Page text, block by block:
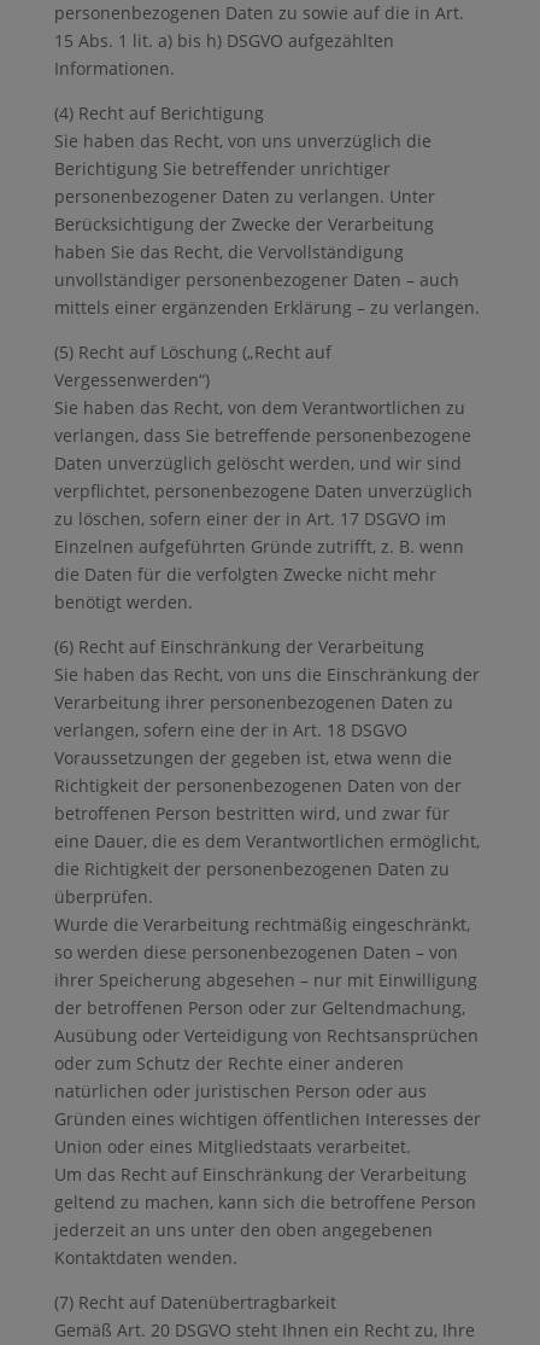
personenbezogenen Daten zu sowie auf die in Art.
15 Abs. 1 lit. a) bis h) DSGVO aufgezählten
Informationen.
(4) Recht auf Berichtigung
Sie haben das Recht, von uns unverzüglich die
Berichtigung Sie betreffender unrichtiger
personenbezogener Daten zu verlangen. Unter
Berücksichtigung der Zwecke der Verarbeitung
haben Sie das Recht, die Vervollständigung
unvollständiger personenbezogener Daten – auch
mittels einer ergänzenden Erklärung – zu verlangen.
(5) Recht auf Löschung („Recht auf
Vergessenwerden“)
Sie haben das Recht, von dem Verantwortlichen zu
verlangen, dass Sie betreffende personenbezogene
Daten unverzüglich gelöscht werden, und wir sind
verpflichtet, personenbezogene Daten unverzüglich
zu löschen, sofern einer der in Art. 17 DSGVO im
Einzelnen aufgeführten Gründe zutrifft, z. B. wenn
die Daten für die verfolgten Zwecke nicht mehr
benötigt werden.
(6) Recht auf Einschränkung der Verarbeitung
Sie haben das Recht, von uns die Einschränkung der
Verarbeitung ihrer personenbezogenen Daten zu
verlangen, sofern eine der in Art. 18 DSGVO
Voraussetzungen der gegeben ist, etwa wenn die
Richtigkeit der personenbezogenen Daten von der
betroffenen Person bestritten wird, und zwar für
eine Dauer, die es dem Verantwortlichen ermöglicht,
die Richtigkeit der personenbezogenen Daten zu
überprüfen.
Wurde die Verarbeitung rechtmäßig eingeschränkt,
so werden diese personenbezogenen Daten – von
ihrer Speicherung abgesehen – nur mit Einwilligung
der betroffenen Person oder zur Geltendmachung,
Ausübung oder Verteidigung von Rechtsansprüchen
oder zum Schutz der Rechte einer anderen
natürlichen oder juristischen Person oder aus
Gründen eines wichtigen öffentlichen Interesses der
Union oder eines Mitgliedstaats verarbeitet.
Um das Recht auf Einschränkung der Verarbeitung
geltend zu machen, kann sich die betroffene Person
jederzeit an uns unter den oben angegebenen
Kontaktdaten wenden.
(7) Recht auf Datenübertragbarkeit
Gemäß Art. 20 DSGVO steht Ihnen ein Recht zu, Ihre